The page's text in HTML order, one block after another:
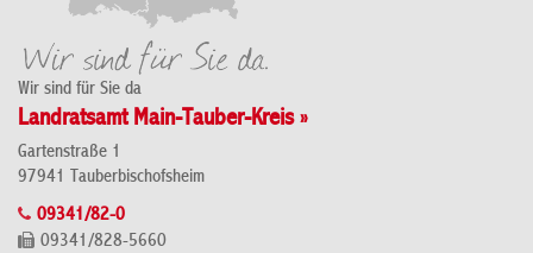
Wir sind für Sie da
Landratsamt Main-Tauber-Kreis »
Gartenstraße 1
97941 Tauberbischofsheim
09341/82-0
09341/828-5660